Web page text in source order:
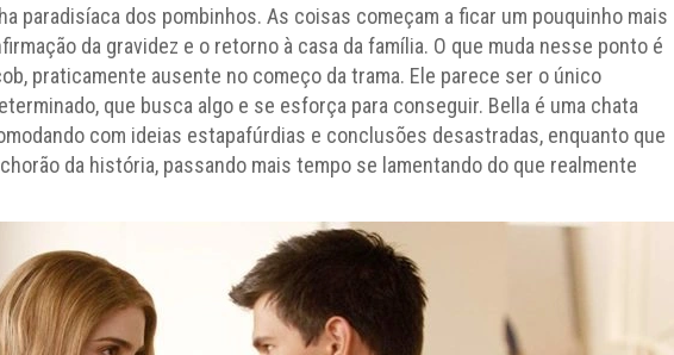
paradisíaca dos pombinhos. As coisas começam a ficar um pouquinho mais
da gravidez e o retorno à casa da família. O que muda nesse ponto é
praticamente ausente no começo da trama. Ele parece ser o único
que busca algo e se esforça para conseguir. Bella é uma chata
com ideias estapafúrdias e conclusões desastradas, enquanto que
da história, passando mais tempo se lamentando do que realmente